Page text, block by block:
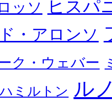
ッソ ヒスパ
・アロンソ
ク・ウェバー
ミルトン ル